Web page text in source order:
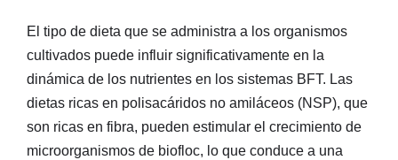
El tipo de dieta que se administra a los organismos
cultivados puede influir significativamente en la
dinámica de los nutrientes en los sistemas BFT. Las
dietas ricas en polisacáridos no amiláceos (NSP), que
son ricas en fibra, pueden estimular el crecimiento de
microorganismos de biofloc, lo que conduce a una